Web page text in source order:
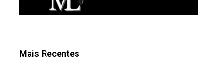
Mais Recentes